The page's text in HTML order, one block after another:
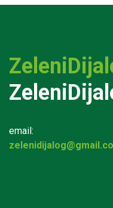
email: